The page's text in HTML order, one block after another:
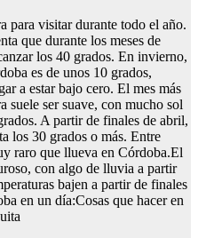
para visitar durante todo el año.
que durante los meses de
los 40 grados. En invierno,
es de unos 10 grados,
a estar bajo cero. El mes más
suele ser suave, con mucho sol
A partir de finales de abril,
los 30 grados o más. Entre
raro que llueva en Córdoba.El
con algo de lluvia a partir
bajen a partir de finales
en un día:Cosas que hacer en